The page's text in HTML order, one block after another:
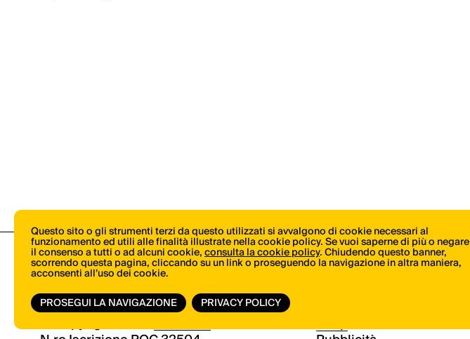
© Copyright 2026.Vertical.it Shop
Questo sito o gli strumenti terzi da questo utilizzati si avvalgono di cookie necessari al
funzionamento ed utili alle finalità illustrate nella cookie policy. Se vuoi saperne di più o negare
il consenso a tutti o ad alcuni cookie,consulta la cookie policy. Chiudendo questo banner,
scorrendo questa pagina, cliccando su un link o proseguendo la navigazione in altra maniera,
acconsenti all’uso dei cookie.
PROSEGUI LA NAVIGAZIONE
PRIVACY POLICY